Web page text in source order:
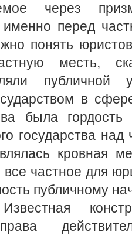
через
именно перед
понять
месть,
публичной
в
была
государства
кровная
частное для
публичному
Известная